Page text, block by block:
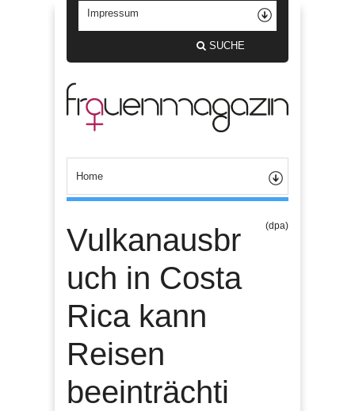
SUCHE
Vulkanausbr
uch in Costa
Rica kann
Reisen
beeinträchti
(dpa)